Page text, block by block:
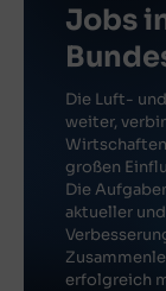
Jobs
Die Luft-
weiter,
großen
Die
aktueller
erfolgreich